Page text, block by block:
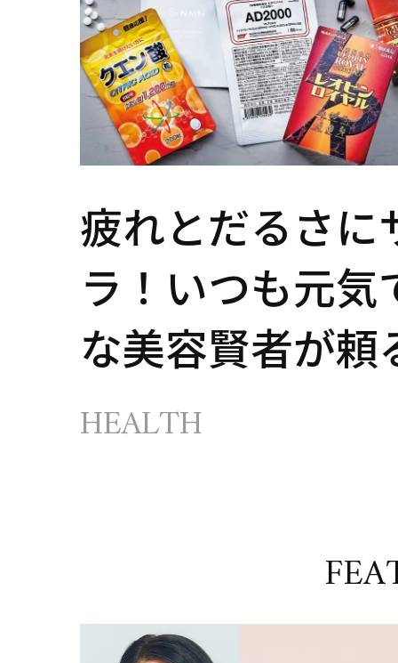
疲れとだるさに
ラ！いつも元気
な美容賢者が頼
サプリ」7選
HEALTH